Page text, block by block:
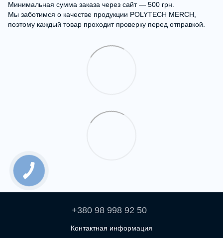
Минимальная сумма заказа через сайт — 500 грн.
Мы заботимся о качестве продукции POLYTECH MERCH,
поэтому каждый товар проходит проверку перед отправкой.
+380 98 998 92 50
Контактная информация